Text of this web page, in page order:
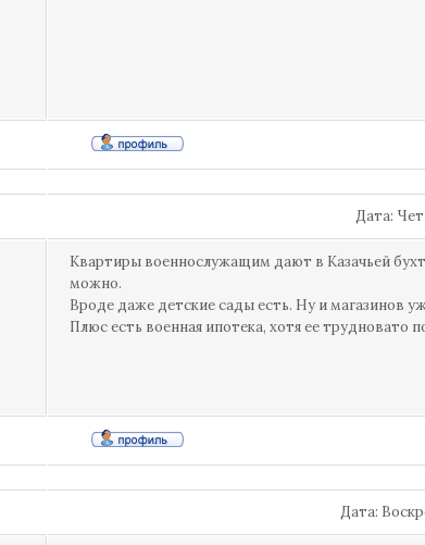
Дата:
Квартиры военнослужащим дают в Казачьей
можно.
Вроде даже детские сады есть. Ну и магазинов
Плюс есть военная ипотека, хотя ее трудновато
Дата: